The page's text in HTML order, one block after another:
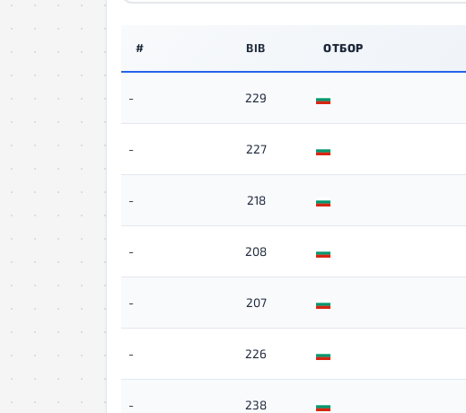
# BIB ОТБОР
- 229
- 227
- 218
- 208
- 207
- 226
- 238